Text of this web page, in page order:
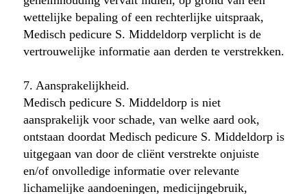
wettelijke bepaling of een rechterlijke uitspraak,
Medisch pedicure S. Middeldorp verplicht is de
vertrouwelijke informatie aan derden te verstrekken.
7. Aansprakelijkheid.
Medisch pedicure S. Middeldorp is niet
aansprakelijk voor schade, van welke aard ook,
ontstaan doordat Medisch pedicure S. Middeldorp is
uitgegaan van door de cliënt verstrekte onjuiste
en/of onvolledige informatie over relevante
lichamelijke aandoeningen, medicijngebruik,